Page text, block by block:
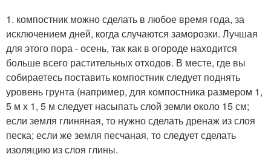
1. компостник можно сделать в любое время года, за
исключением дней, когда случаются заморозки. Лучшая
для этого пора - осень, так как в огороде находится
больше всего растительных отходов. В месте, где вы
собираетесь поставить компостник следует поднять
уровень грунта (например, для компостника размером 1,
5 м х 1, 5 м следует насыпать слой земли около 15 см;
если земля глиняная, то нужно сделать дренаж из слоя
песка; если же земля песчаная, то следует сделать
изоляцию из слоя глины.